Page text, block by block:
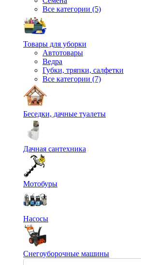
Все категории (5)
Товары для уборки
Автотовары
Ведра
Губки, тряпки, салфетки
Все категории (7)
Беседки, дачные туалеты
Дачная сантехника
Мотобуры
Насосы
Снегоуборочные машины